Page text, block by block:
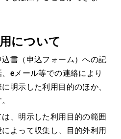
について
書（申込フォーム）への記
eメール等での連絡により
明示した利用目的のほか、
、明示した利用目的の範囲
よって収集し、目的外利用